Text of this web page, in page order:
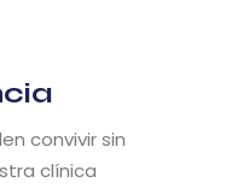
convivir sin
clínica